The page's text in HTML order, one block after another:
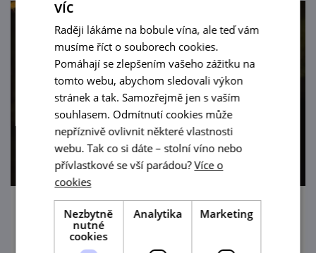
Večerní prohlídky při svíčkách
víc
Raději lákáme na bobule vína, ale teď vám
musíme říct o souborech cookies.
Pomáhají se zlepšením vašeho zážitku na
tomto webu, abychom sledovali výkon
stránek a tak. Samozřejmě jen s vaším
souhlasem. Odmítnutí cookies může
nepříznivě ovlivnit některé vlastnosti
webu. Tak co si dáte – stolní víno nebo
přívlastkové se vší parádou?Více o
cookies
Nezbytně
nutné
cookies
Analytika Marketing